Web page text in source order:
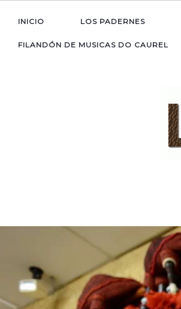
INICIO LOS PADERNES
FILANDÓN DE MUSICAS DO CAUREL